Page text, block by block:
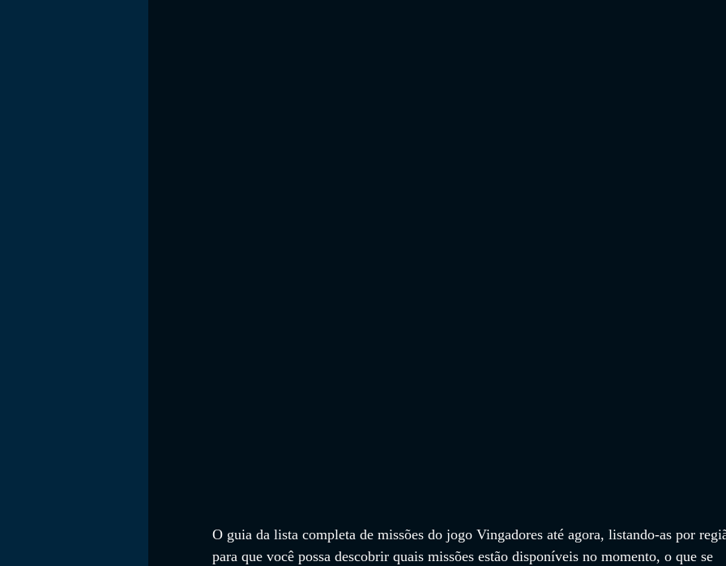
O guia da lista completa de missões do jogo Vingadores até agora, listando-as por
para que você possa descobrir quais missões estão disponíveis no momento, o que se